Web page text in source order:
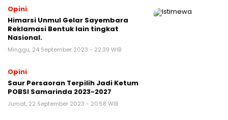
Opini
Himarsi Unmul Gelar Sayembara
Reklamasi Bentuk lain tingkat
Nasional.
Minggu, 24 September 2023 - 22:39 WIB
Opini
Saur Persaoran Terpilih Jadi Ketum
POBSI Samarinda 2023-2027
Jumat, 22 September 2023 - 20:58 WIB